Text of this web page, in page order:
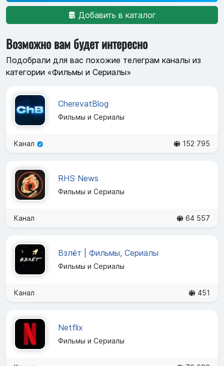
Добавить в каталог
Возможно вам будет интересно
Подобрали для вас похожие телеграм каналы из
категории «Фильмы и Сериалы»
CherevatBlog
Фильмы и Сериалы
Канал 152 795
RHS News
Фильмы и Сериалы
Канал 64 557
Взлёт | Фильмы, Сериалы
Фильмы и Сериалы
Канал 451
Netflix
Фильмы и Сериалы